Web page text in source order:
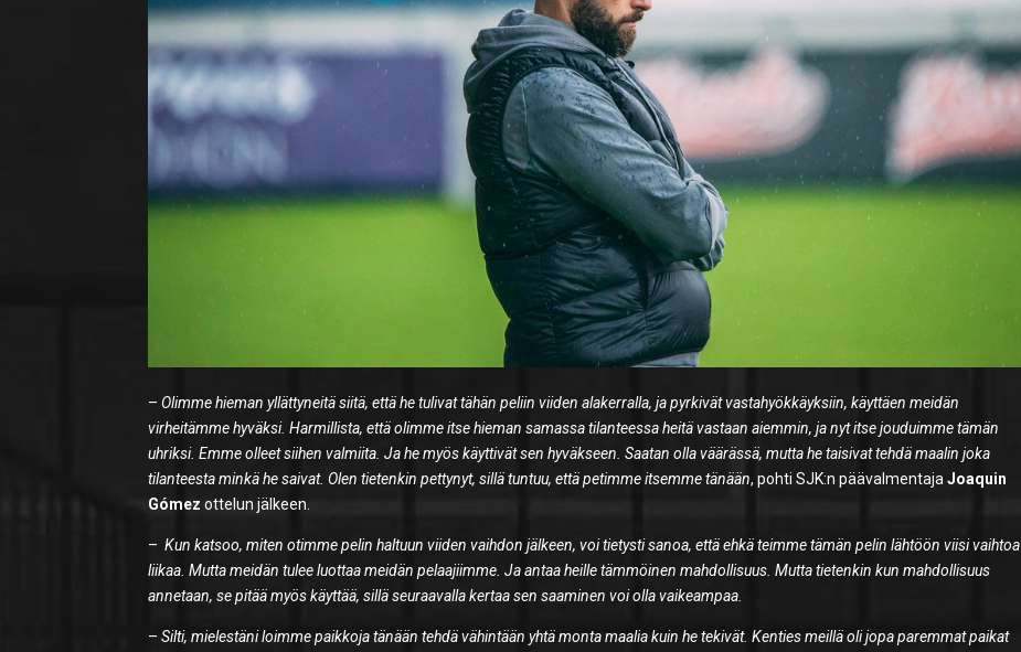
–Olimme hieman yllättyneitä siitä, että he tulivat tähän peliin viiden alakerralla, ja pyrkivät vastahyökkäyksiin, käyttäen meidän
virheitämme hyväksi. Harmillista, että olimme itse hieman samassa tilanteessa heitä vastaan aiemmin, ja nyt itse jouduimme tämän
uhriksi. Emme olleet siihen valmiita. Ja he myös käyttivät sen hyväkseen. Saatan olla väärässä, mutta he taisivat tehdä maalin joka
tilanteesta minkä he saivat. Olen tietenkin pettynyt, sillä tuntuu, että petimme itsemme tänään, pohti SJK:n päävalmentajaJoaquin
Gómez ottelun jälkeen.
–Kun katsoo, miten otimme pelin haltuun viiden vaihdon jälkeen, voi tietysti sanoa, että ehkä teimme tämän pelin lähtöön viisi vaihtoa
liikaa. Mutta meidän tulee luottaa meidän pelaajiimme. Ja antaa heille tämmöinen mahdollisuus. Mutta tietenkin kun mahdollisuus
annetaan, se pitää myös käyttää, sillä seuraavalla kertaa sen saaminen voi olla vaikeampaa.
–Silti, mielestäni loimme paikkoja tänään tehdä vähintään yhtä monta maalia kuin he tekivät. Kenties meillä oli jopa paremmat paikat